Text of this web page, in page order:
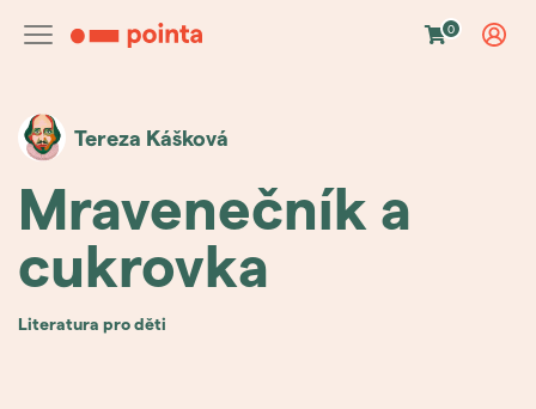
0
Tereza Kášková
Mravenečník a
cukrovka
literatura pro děti